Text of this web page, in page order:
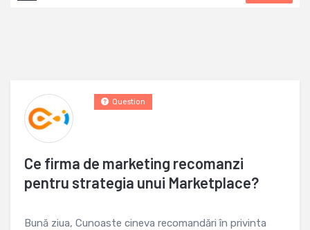
Ce firma de marketing recomanzi
pentru strategia unui Marketplace?
Question
Bună ziua, Cunoaste cineva recomandări în privinta